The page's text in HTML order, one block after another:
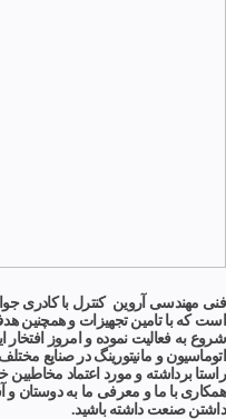
فنی مهندسی آروین کنترل با کادری
است که با تامین تجهیزات و همچنین
اتوماسیون و مانیتورینگ در صنایع
راستا برداشته و مورد اعتماد مخاطبین
همکاری با ما و معرفی ما به دوستان
داشتن صنعت داشته باشید.